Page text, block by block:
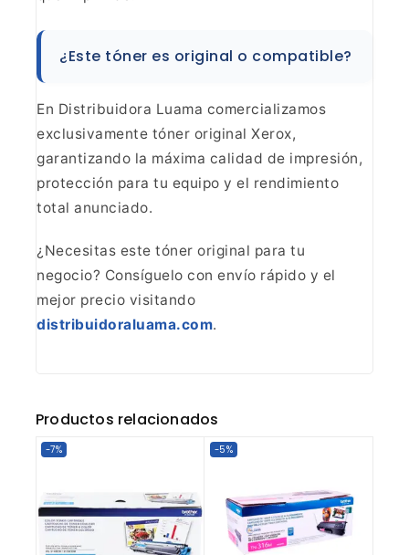
¿Este tóner es original o compatible?
En Distribuidora Luama comercializamos
exclusivamente tóner original Xerox,
garantizando la máxima calidad de impresión,
protección para tu equipo y el rendimiento
total anunciado.
¿Necesitas este tóner original para tu
negocio? Consíguelo con envío rápido y el
mejor precio visitando
distribuidoraluama.com.
Productos relacionados
-7% -5%